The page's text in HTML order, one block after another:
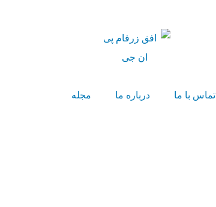
تماس با ما درباره ما مجله